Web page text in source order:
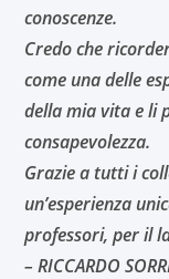
conoscenze.
Credo che
come una delle
della mia vita e li
consapevolezza.
Grazie a tutti i
un’esperienza
professori, per il
– RICCARDO